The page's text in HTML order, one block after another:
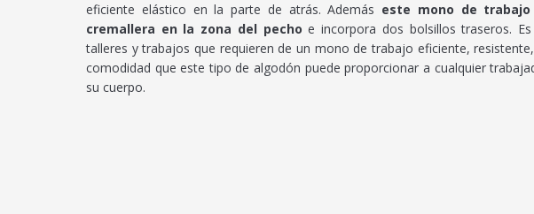
eficiente elástico en la parte de atrás. Además este mono de
cremallera en la zona del pechoe incorpora dos bolsillos traseros.
talleres y trabajos que requieren de un mono de trabajo eficiente,
comodidad que este tipo de algodón puede proporcionar a cualquier
su cuerpo.